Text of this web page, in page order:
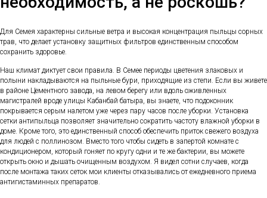
Для Семея характерны сильные ветра и высокая концентрация пыльцы сорных
трав, что делает установку защитных фильтров единственным способом
сохранить здоровье.
Наш климат диктует свои правила. В Семее периоды цветения злаковых и
полыни накладываются на пыльные бури, приходящие из степи. Если вы живете
в районе Цементного завода, на левом берегу или вдоль оживленных
магистралей вроде улицы Кабанбай батыра, вы знаете, что подоконник
покрывается серым налетом уже через пару часов после уборки. Установка
сетки антипыльца позволяет значительно сократить частоту влажной уборки в
доме. Кроме того, это единственный способ обеспечить приток свежего воздуха
для людей с поллинозом. Вместо того чтобы сидеть в запертой комнате с
кондиционером, который гоняет по кругу одни и те же бактерии, вы можете
открыть окно и дышать очищенным воздухом. Я видел сотни случаев, когда
после монтажа таких сеток мои клиенты отказывались от ежедневного приема
антигистаминных препаратов.